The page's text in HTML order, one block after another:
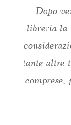
Dopo
libreria la
tante altre
comprese,